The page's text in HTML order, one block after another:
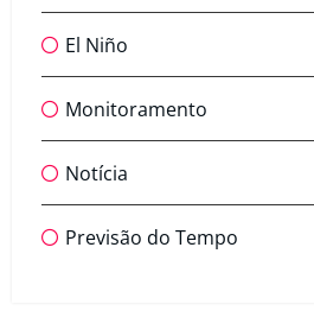
El Niño
Monitoramento
Notícia
Previsão do Tempo